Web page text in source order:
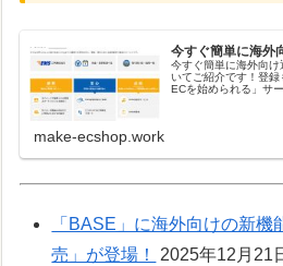
今すぐ簡単に海外
今すぐ簡単に海外向
いてご紹介です！登
ECを始められる」サ
make-ecshop.work
「BASE」に海外向けの新機
売」が登場！
2025年12月21